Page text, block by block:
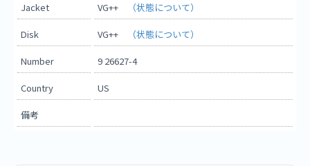
Jacket
VG++ （状態について）
Disk VG++ （状態について）
Number 9 26627-4
Country US
備考